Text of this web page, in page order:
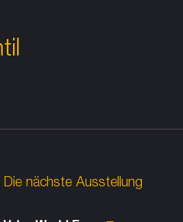
Die nächste Ausstellung